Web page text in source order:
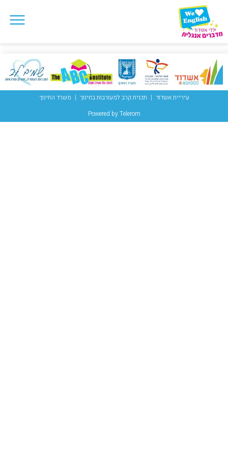
עיריית אשדוד תכנית קרב למעורבות בחינוך
משרד החינוך
Powered by Telerom